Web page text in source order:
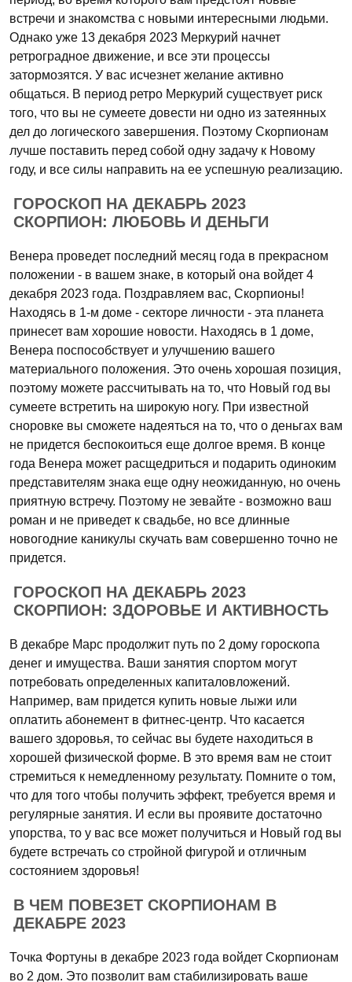
встречи и знакомства с новыми интересными людьми.
Однако уже 13 декабря 2023 Меркурий начнет
ретроградное движение, и все эти процессы
затормозятся. У вас исчезнет желание активно
общаться. В период ретро Меркурий существует риск
того, что вы не сумеете довести ни одно из затеянных
дел до логического завершения. Поэтому Скорпионам
лучше поставить перед собой одну задачу к Новому
году, и все силы направить на ее успешную реализацию.
ГОРОСКОП НА ДЕКАБРЬ 2023
СКОРПИОН: ЛЮБОВЬ И ДЕНЬГИ
Венера проведет последний месяц года в прекрасном
положении - в вашем знаке, в который она войдет 4
декабря 2023 года. Поздравляем вас, Скорпионы!
Находясь в 1-м доме - секторе личности - эта планета
принесет вам хорошие новости. Находясь в 1 доме,
Венера поспособствует и улучшению вашего
материального положения. Это очень хорошая позиция,
поэтому можете рассчитывать на то, что Новый год вы
сумеете встретить на широкую ногу. При известной
сноровке вы сможете надеяться на то, что о деньгах вам
не придется беспокоиться еще долгое время. В конце
года Венера может расщедриться и подарить одиноким
представителям знака еще одну неожиданную, но очень
приятную встречу. Поэтому не зевайте - возможно ваш
роман и не приведет к свадьбе, но все длинные
новогодние каникулы скучать вам совершенно точно не
придется.
ГОРОСКОП НА ДЕКАБРЬ 2023
СКОРПИОН: ЗДОРОВЬЕ И АКТИВНОСТЬ
В декабре Марс продолжит путь по 2 дому гороскопа
денег и имущества. Ваши занятия спортом могут
потребовать определенных капиталовложений.
Например, вам придется купить новые лыжи или
оплатить абонемент в фитнес-центр. Что касается
вашего здоровья, то сейчас вы будете находиться в
хорошей физической форме. В это время вам не стоит
стремиться к немедленному результату. Помните о том,
что для того чтобы получить эффект, требуется время и
регулярные занятия. И если вы проявите достаточно
упорства, то у вас все может получиться и Новый год вы
будете встречать со стройной фигурой и отличным
состоянием здоровья!
В ЧЕМ ПОВЕЗЕТ СКОРПИОНАМ В
ДЕКАБРЕ 2023
Точка Фортуны в декабре 2023 года войдет Скорпионам
во 2 дом. Это позволит вам стабилизировать ваше